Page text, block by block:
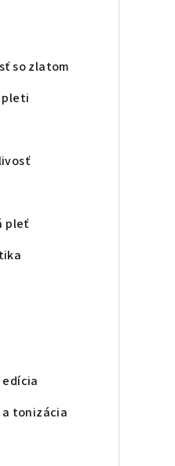
so zlatom
pleť
tonizácia